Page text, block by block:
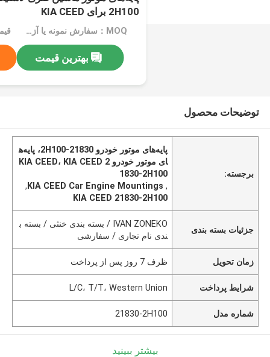
2H100 برای KIA CEED
MOQ：سفارش نمونه یا آزمایشی پذیرفته می شود
بهترین قیمت
توضیحات محصول
برجسته:
پایه‌های موتور خودرو 21830-2H100، پایه‌ه
ای موتور خودرو KIA CEED، KIA CEED 2
1830-2H100
,
KIA CEED Car Engine Mountings
,
KIA CEED 21830-2H100
جزئیات بسته بندی
IVAN ZONEKO / بسته بندی خنثی / بسته ب
ندی نام تجاری / سفارشی
زمان تحویل ظرف 7 روز پس از پرداخت
شرایط پرداخت L/C، T/T، Western Union
شماره مدل 21830-2H100
بیشتر ببینید